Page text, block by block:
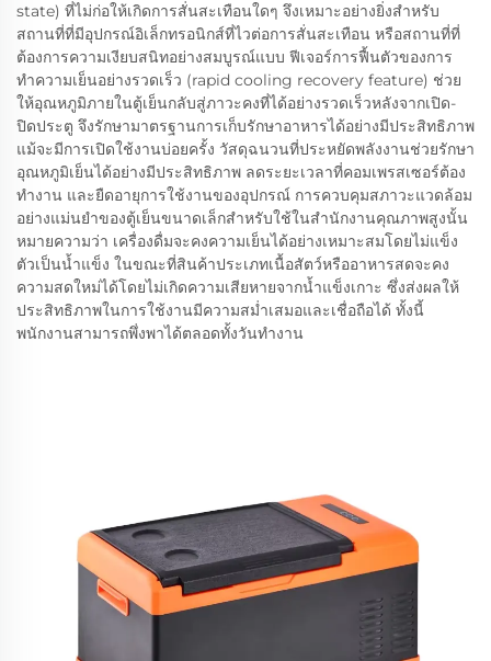
state) ที่ไม่ก่อให้เกิดการสั่นสะเทือนใดๆ จึงเหมาะอย่างยิ่งสำหรับ
สถานที่ที่มีอุปกรณ์อิเล็กทรอนิกส์ที่ไวต่อการสั่นสะเทือน หรือสถานที่ที่
ต้องการความเงียบสนิทอย่างสมบูรณ์แบบ ฟีเจอร์การฟื้นตัวของการ
ทำความเย็นอย่างรวดเร็ว (rapid cooling recovery feature) ช่วย
ให้อุณหภูมิภายในตู้เย็นกลับสู่ภาวะคงที่ได้อย่างรวดเร็วหลังจากเปิด-
ปิดประตู จึงรักษามาตรฐานการเก็บรักษาอาหารได้อย่างมีประสิทธิภาพ
แม้จะมีการเปิดใช้งานบ่อยครั้ง วัสดุฉนวนที่ประหยัดพลังงานช่วยรักษา
อุณหภูมิเย็นได้อย่างมีประสิทธิภาพ ลดระยะเวลาที่คอมเพรสเซอร์ต้อง
ทำงาน และยืดอายุการใช้งานของอุปกรณ์ การควบคุมสภาวะแวดล้อม
อย่างแม่นยำของตู้เย็นขนาดเล็กสำหรับใช้ในสำนักงานคุณภาพสูงนั้น
หมายความว่า เครื่องดื่มจะคงความเย็นได้อย่างเหมาะสมโดยไม่แข็ง
ตัวเป็นน้ำแข็ง ในขณะที่สินค้าประเภทเนื้อสัตว์หรืออาหารสดจะคง
ความสดใหม่ได้โดยไม่เกิดความเสียหายจากน้ำแข็งเกาะ ซึ่งส่งผลให้
ประสิทธิภาพในการใช้งานมีความสม่ำเสมอและเชื่อถือได้ ทั้งนี้
พนักงานสามารถพึ่งพาได้ตลอดทั้งวันทำงาน